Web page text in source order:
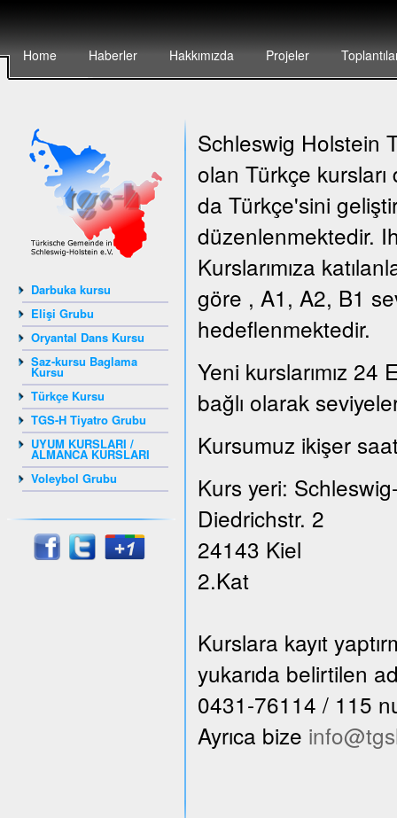
Home Haberler Hakkımızda Projeler
Darbuka kursu
Elişi Grubu
Oryantal Dans Kursu
Saz-kursu Baglama
Kursu
Türkçe Kursu
TGS-H Tiyatro Grubu
UYUM KURSLARI /
ALMANCA KURSLARI
Voleybol Grubu
Schleswig Holstein
olan Türkçe
da Türkçe'sini
düzenlenmektedir.
Kurslarımıza
göre , A1, A2, B1
hedeflenmektedir.
Yeni kurslarımız 24
bağlı olarak
Kursumuz ikişer
Kurs yeri:
Diedrichstr. 2
24143 Kiel
2.Kat
Kurslara kayıt
yukarıda belirtilen
0431-76114 / 115
Ayrıca bize